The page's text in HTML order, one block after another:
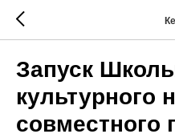
Запуск
культурного
совместного